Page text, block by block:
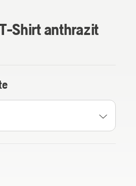
Shirt anthrazit